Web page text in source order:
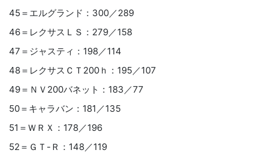
45＝エルグランド：300／289
46＝レクサスＬＳ：279／158
47＝ジャスティ：198／114
48＝レクサスＣＴ200ｈ：195／107
49＝ＮＶ200バネット：183／77
50＝キャラバン：181／135
51＝ＷＲＸ：178／196
52＝ＧＴ-Ｒ：148／119